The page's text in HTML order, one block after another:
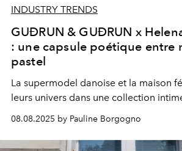
INDUSTRY TRENDS
GUÐRUN & GUÐRUN x
: une capsule poétique entre
pastel
La supermodel danoise et la maison
leurs univers dans une collection
08.08.2025 by Pauline Borgogno